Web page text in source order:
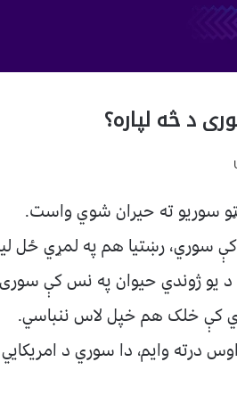
د څه لپاره؟
سوریو ته حیران شوي واست.
کې سوري، رښتیا هم په لمړي ځل
یو ژوندي حیوان په نس کې سوری
کې خلک هم خپل لاس ننباسي.
درته وایم، دا سوري د امریکايي